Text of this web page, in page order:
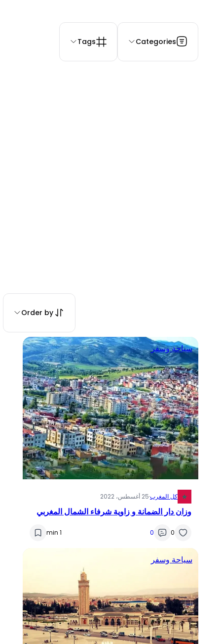
Categories
Tags
Order by
سياحة وسفر
كل المغرب·25 أغسطس، 2022
وزان دار الضمانة و زاوية شرفاء الشمال المغربي
0
0
1 min
سياحة وسفر